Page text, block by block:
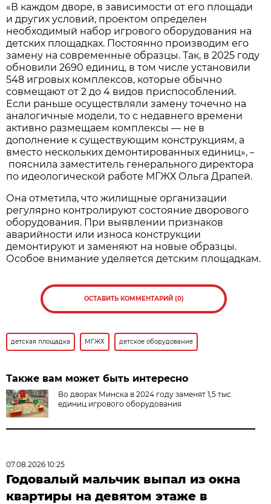
«В каждом дворе, в зависимости от его площади
и других условий, проектом определен
необходимый набор игрового оборудования на
детских площадках. Постоянно производим его
замену на современные образцы. Так, в 2025 году
обновили 2690 единиц, в том числе установили
548 игровых комплексов, которые обычно
совмещают от 2 до 4 видов приспособлений.
Если раньше осуществляли замену точечно на
аналогичные модели, то с недавнего времени
активно размещаем комплексы — не в
дополнение к существующим конструкциям, а
вместо нескольких демонтированных единиц»,–
пояснила заместитель генерального директора
по идеологической работе МГЖХ Ольга Драпей.
Она отметила, что жилищные организации
регулярно контролируют состояние дворового
оборудования. При выявлении признаков
аварийности или износа конструкции
демонтируют и заменяют на новые образцы.
Особое внимание уделяется детским площадкам.
ОСТАВИТЬ КОММЕНТАРИЙ (0)
детская площадка МГЖХ детское оборудование
Также вам может быть интересно
Во дворах Минска в 2024 году заменят 1,5 тыс.
единиц игрового оборудования
07.08.2026 10:25
Годовалый мальчик выпал из окна
квартиры на девятом этаже в